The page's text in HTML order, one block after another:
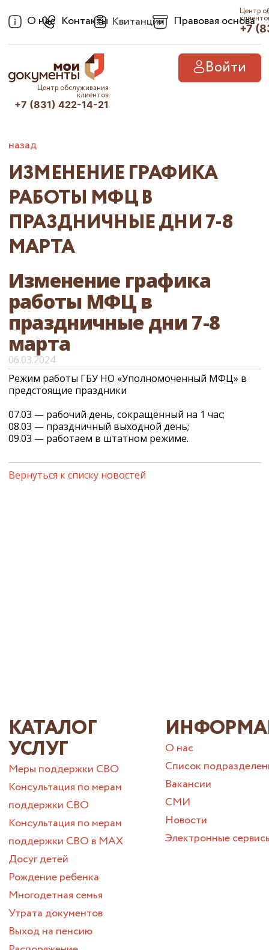
О нас Контакты Квитанции Правовая основа
Центр
+7
Войти
Центр обслуживания
клиентов
+7 (831) 422-14-21
назад
ИЗМЕНЕНИЕ ГРАФИКА
РАБОТЫ МФЦ В
ПРАЗДНИЧНЫЕ ДНИ 7-8
МАРТА
Изменение графика
работы МФЦ в
праздничные дни 7-8
марта
06.03.2024
Режим работы ГБУ НО «Уполномоченный МФЦ» в
предстоящие праздники
07.03 — рабочий день, сокращённый на 1 час;
08.03 — праздничный выходной день;
09.03 — работаем в штатном режиме.
Вернуться к списку новостей
КАТАЛОГ
УСЛУГ
Меры поддержки СВО
Консультация по мерам
поддержки СВО
Консультация по мерам
поддержки СВО в МАХ
Досуг детей
Рождение ребенка
Многодетная семья
Утрата документов
Выход на пенсию
О нас
Список
Вакансии
СМИ
Новости
Электронные